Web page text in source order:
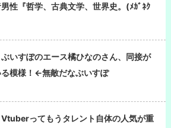
性『哲学、古典文学、世界史。(ﾒｶﾞﾈｸ
ぶいすぽのエース橘ひなのさん、同接が
模様！←無敵だなぶいすぽ
Vtuberってもうタレント自体の人気が重